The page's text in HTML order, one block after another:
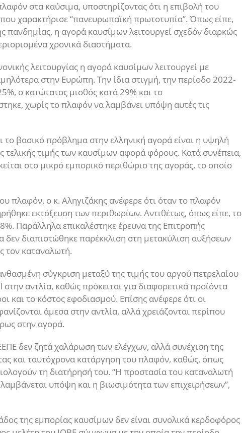
στα καύσιμα, υποστηρίζοντας ότι η επιβολή του
που χαρακτήρισε “πανευρωπαϊκή πρωτοτυπία”. Όπως είπε,
πανδημίας, η αγορά καυσίμων λειτουργεί σχεδόν διαρκώς
χρονικά διαστήματα.
λειτουργίας η αγορά καυσίμων λειτουργεί με
στην Ευρώπη. Την ίδια στιγμή, την περίοδο 2022-
ο κατώτατος μισθός κατά 29% και το
χωρίς το πλαφόν να λαμβάνει υπόψη αυτές τις
βασικό πρόβλημα στην ελληνική αγορά είναι η υψηλή
τιμής των καυσίμων αφορά φόρους. Κατά συνέπεια,
στο μικρό εμπορικό περιθώριο της αγοράς, το οποίο
πλαφόν, ο κ. Αληγιζάκης ανέφερε ότι όταν το πλαφόν
εκτόξευση των περιθωρίων. Αντιθέτως, όπως είπε, το
Παράλληλα επικαλέστηκε έρευνα της Επιτροπής
διαπιστώθηκε παρέκκλιση στη μετακύλιση αυξήσεων
τον καταναλωτή.
σύγκριση μεταξύ της τιμής του αργού πετρελαίου
στην αντλία, καθώς πρόκειται για διαφορετικά προϊόντα
και το κόστος εφοδιασμού. Επίσης ανέφερε ότι οι
άμεσα στην αντλία, αλλά χρειάζονται περίπου
στην αγορά.
δεν ζητά χαλάρωση των ελέγχων, αλλά συνέχιση της
και ταυτόχρονα κατάργηση του πλαφόν, καθώς, όπως
τη διατήρησή του. “Η προστασία του καταναλωτή
υπόψη και η βιωσιμότητα των επιχειρήσεων”,
της εμπορίας καυσίμων δεν είναι συνολικά κερδοφόρος